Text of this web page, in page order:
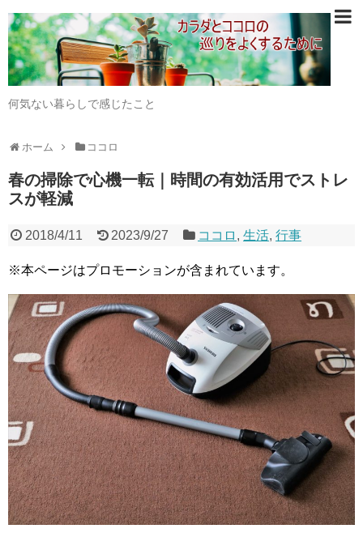
何気ない暮らしで感じたこと
ホーム ココロ
春の掃除で心機一転｜時間の有効活用でストレ
スが軽減
2018/4/11 2023/9/27 ココロ ,生活,行事
※本ページはプロモーションが含まれています。